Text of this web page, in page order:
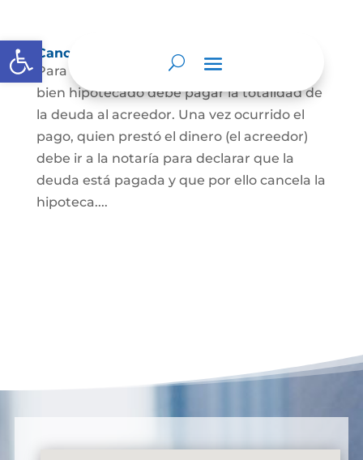
Abrir barra de herramientas
Cancelación de Hipoteca
Para cancelar una hipoteca, el dueño del
bien hipotecado debe pagar la totalidad de
la deuda al acreedor. Una vez ocurrido el
pago, quien prestó el dinero (el acreedor)
debe ir a la notaría para declarar que la
deuda está pagada y que por ello cancela la
hipoteca....